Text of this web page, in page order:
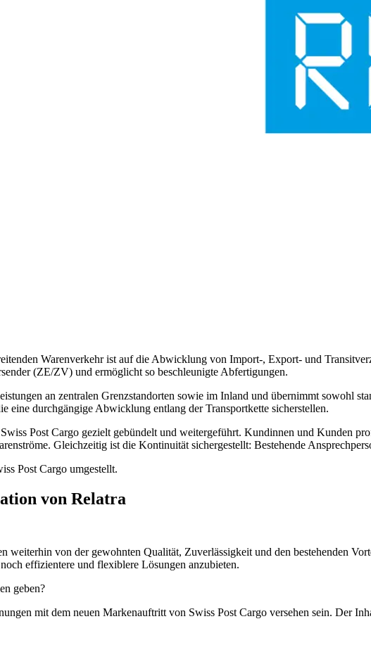
Warenverkehr ist auf die Abwicklung von Import-, Export- und
(ZE/ZV) und ermöglicht so beschleunigte Abfertigungen.
an zentralen Grenzstandorten sowie im Inland und übernimmt sowohl
eine durchgängige Abwicklung entlang der Transportkette sicherstellen.
Post Cargo gezielt gebündelt und weitergeführt. Kundinnen und Kunden
Gleichzeitig ist die Kontinuität sichergestellt: Bestehende
Post Cargo umgestellt.
von Relatra
weiterhin von der gewohnten Qualität, Zuverlässigkeit und den bestehenden
effizientere und flexiblere Lösungen anzubieten.
geben?
mit dem neuen Markenauftritt von Swiss Post Cargo versehen sein. Der